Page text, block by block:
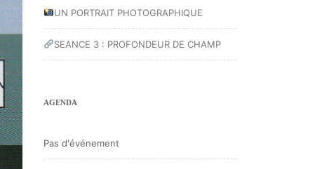
UN PORTRAIT PHOTOGRAPHIQUE
SEANCE 3 : PROFONDEUR DE CHAMP
AGENDA
Pas d'événement